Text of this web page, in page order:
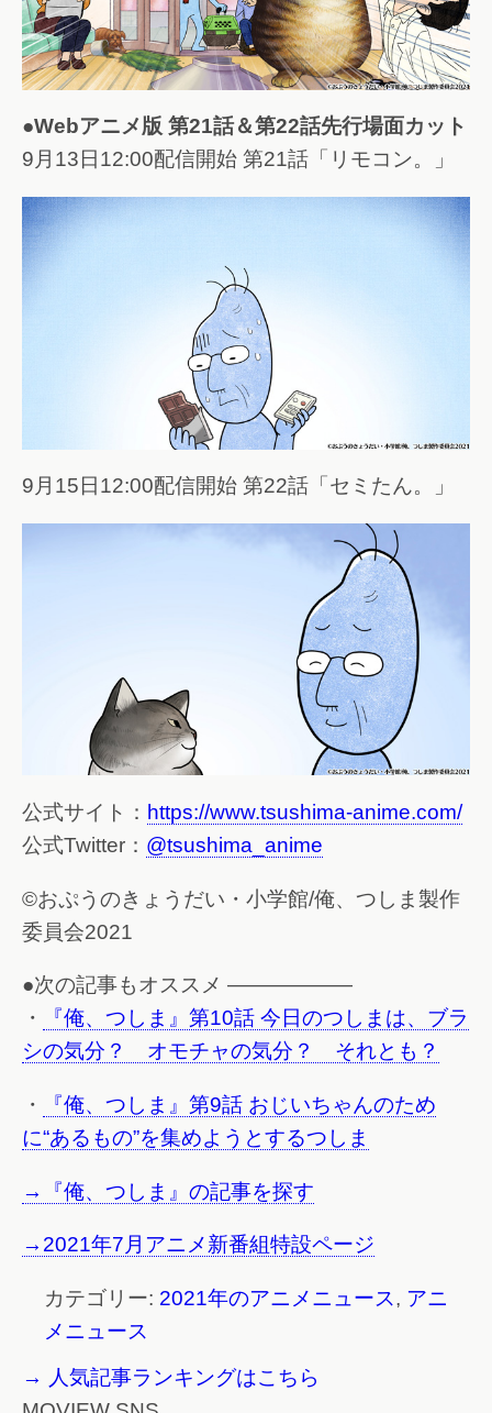
●Webアニメ版 第21話＆第22話先行場面カット
9月13日12:00配信開始 第21話「リモコン。」
9月15日12:00配信開始 第22話「セミたん。」
公式サイト： https://www.tsushima-anime.com/
公式Twitter： @tsushima_anime
©おぷうのきょうだい・小学館/俺、つしま製作
委員会2021
●次の記事もオススメ ——————
・
『俺、つしま』第10話 今日のつしまは、ブラ
シの気分？ オモチャの気分？ それとも？
・
『俺、つしま』第9話 おじいちゃんのため
に“あるもの”を集めようとするつしま
→『俺、つしま』の記事を探す
→2021年7月アニメ新番組特設ページ
カテゴリー: 2021年のアニメニュース, アニ
メニュース
→ 人気記事ランキングはこちら